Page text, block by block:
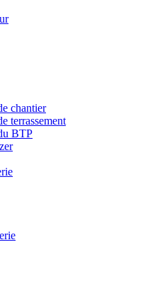
chantier
terrassement
BTP